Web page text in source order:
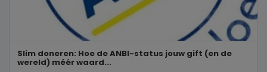
Slim doneren: Hoe de ANBI-status jouw gift (en de
wereld) méér waard...